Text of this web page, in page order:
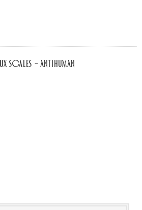
Scales – Antihuman